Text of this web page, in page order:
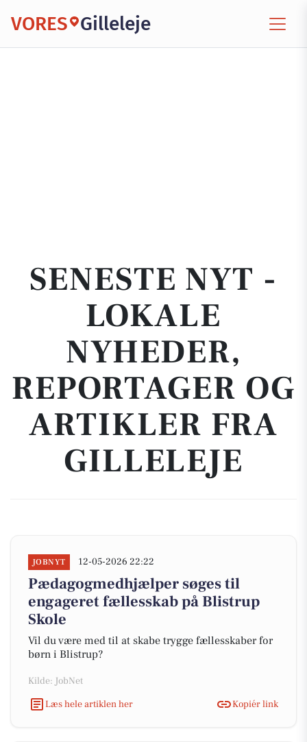
VORES Gilleleje
SENESTE NYT -
LOKALE
NYHEDER,
REPORTAGER OG
ARTIKLER FRA
GILLELEJE
JOBNYT 12-05-2026 22:22
Pædagogmedhjælper søges til
engageret fællesskab på Blistrup
Skole
Vil du være med til at skabe trygge fællesskaber for
børn i Blistrup?
Kilde: JobNet
Læs hele artiklen her
Kopiér link